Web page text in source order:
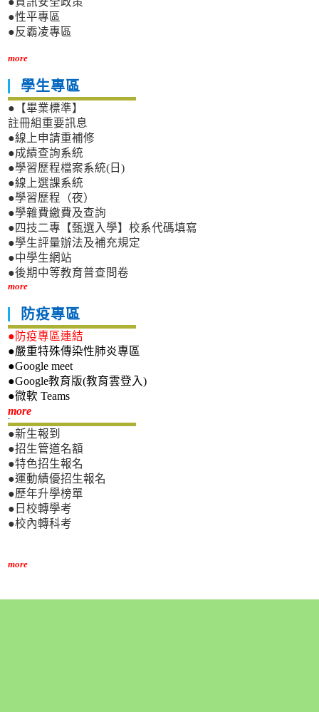
●性平專區
●反霸凌專區
more
學生專區
●【畢業標準】
註冊組重要訊息
●線上申請重補修
●成績查詢系統
●學習歷程檔案系統(日)
●線上選課系統
●學習歷程（夜）
●學雜費繳費及查詢
●四技二專【甄選入學】校系代碼填寫
●學生評量辦法及補充規定
●中學生網站
●後期中等教育普查問卷
more
防疫專區
●防疫專區連結
●嚴重特殊傳染性肺炎專區
●Google meet
●Google教育版(教育雲登入)
●微軟 Teams
more新生專區
●新生報到
●招生管道名額
●特色招生報名
●運動績優招生報名
●歷年升學榜單
●日校轉學考
●校內轉科考
more